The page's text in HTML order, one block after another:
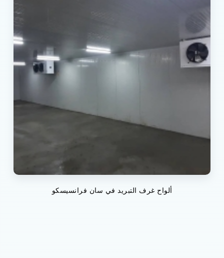
ألواح غرف التبريد في سان فرانسيسكو